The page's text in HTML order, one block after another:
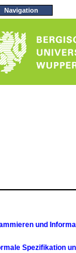
Navigation
und
Spezifikation